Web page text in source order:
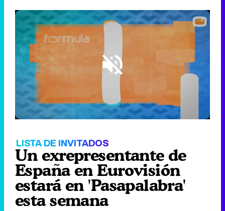
Unmute /
LISTA DE INVITADOS
Un exrepresentante de
España en Eurovisión
estará en 'Pasapalabra'
esta semana